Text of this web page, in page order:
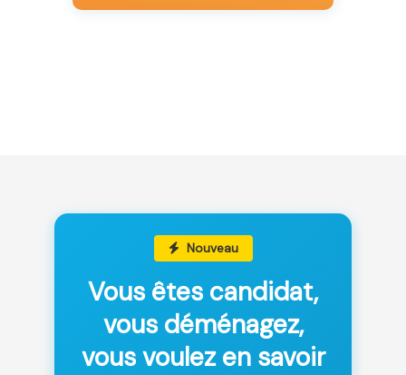
Nouveau
Vous êtes candidat,
vous déménagez,
vous voulez en savoir